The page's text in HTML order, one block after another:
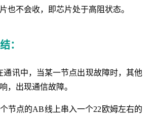
也不会收，即芯片处于高阻状态。
：
通讯中，当某一节点出现故障时，其他
，出现通信故障。
节点的AB线上串入一个22欧姆左右的